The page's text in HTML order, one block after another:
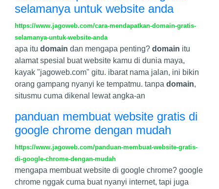
selamanya untuk website anda
https://www.jagoweb.com/cara-mendapatkan-domain-gratis-
selamanya-untuk-website-anda
apa itu domain dan mengapa penting? domain itu
alamat spesial buat website kamu di dunia maya,
kayak "jagoweb.com" gitu. ibarat nama jalan, ini bikin
orang gampang nyanyi ke tempatmu. tanpa domain,
situsmu cuma dikenal lewat angka-an
panduan membuat website gratis di
google chrome dengan mudah
https://www.jagoweb.com/panduan-membuat-website-gratis-
di-google-chrome-dengan-mudah
mengapa membuat website di google chrome? google
chrome nggak cuma buat nyanyi internet, tapi juga